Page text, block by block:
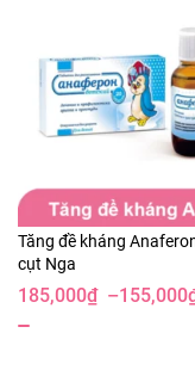
Tăng đề kháng
cụt Nga
155,000
–
185,000₫
Khoảng